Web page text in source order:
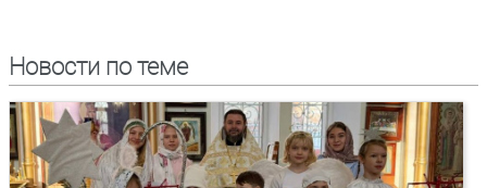
Новости по теме